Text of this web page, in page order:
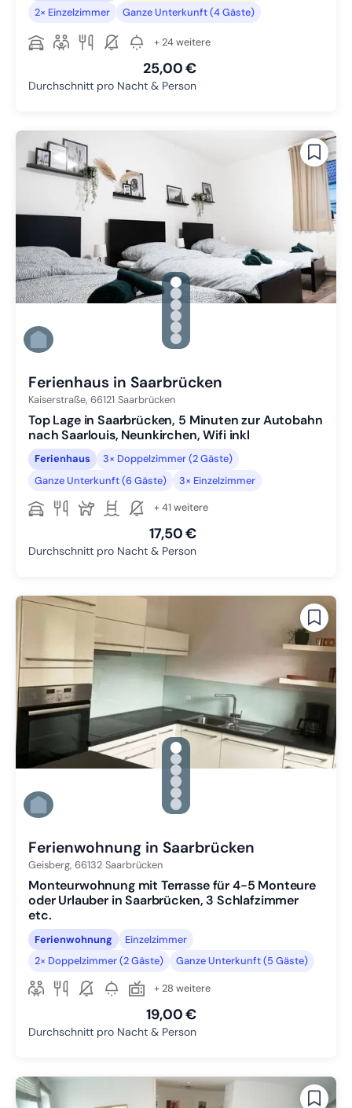
2× Einzelzimmer
Ganze Unterkunft (4 Gäste)
+ 24 weitere
25,00 €
Durchschnitt pro Nacht & Person
gallery.slide_selector
Zu Slide 1 wechseln
Zu Slide 2 wechseln
Zu Slide 3 wechseln
Zu Slide 4 wechseln
Zu Slide 5 wechseln
Zu Slide 6 wechseln
Ferienhaus in Saarbrücken
Kaiserstraße, 66121 Saarbrücken
Top Lage in Saarbrücken, 5 Minuten zur Autobahn
nach Saarlouis, Neunkirchen, Wifi inkl
Ferienhaus
3× Doppelzimmer (2 Gäste)
Ganze Unterkunft (6 Gäste)
3× Einzelzimmer
+ 41 weitere
17,50 €
Durchschnitt pro Nacht & Person
gallery.slide_selector
Zu Slide 1 wechseln
Zu Slide 2 wechseln
Zu Slide 3 wechseln
Zu Slide 4 wechseln
Zu Slide 5 wechseln
Zu Slide 6 wechseln
Ferienwohnung in Saarbrücken
Geisberg, 66132 Saarbrücken
Monteurwohnung mit Terrasse für 4-5 Monteure
oder Urlauber in Saarbrücken, 3 Schlafzimmer
etc.
Ferienwohnung
Einzelzimmer
2× Doppelzimmer (2 Gäste)
Ganze Unterkunft (5 Gäste)
+ 28 weitere
19,00 €
Durchschnitt pro Nacht & Person